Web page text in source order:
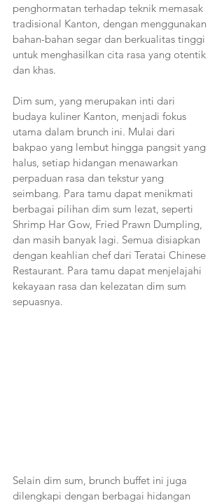
penghormatan terhadap teknik memasak
tradisional Kanton, dengan menggunakan
bahan-bahan segar dan berkualitas tinggi
untuk menghasilkan cita rasa yang otentik
dan khas.
Dim sum, yang merupakan inti dari
budaya kuliner Kanton, menjadi fokus
utama dalam brunch ini. Mulai dari
bakpao yang lembut hingga pangsit yang
halus, setiap hidangan menawarkan
perpaduan rasa dan tekstur yang
seimbang. Para tamu dapat menikmati
berbagai pilihan dim sum lezat, seperti
Shrimp Har Gow, Fried Prawn Dumpling,
dan masih banyak lagi. Semua disiapkan
dengan keahlian chef dari Teratai Chinese
Restaurant. Para tamu dapat menjelajahi
kekayaan rasa dan kelezatan dim sum
sepuasnya.
Selain dim sum, brunch buffet ini juga
dilengkapi dengan berbagai hidangan